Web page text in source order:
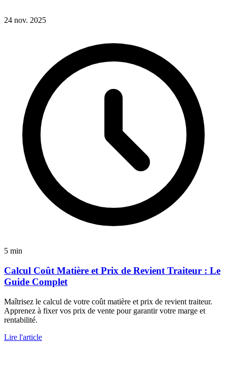
24 nov. 2025
5 min
Calcul Coût Matière et Prix de Revient Traiteur : Le
Guide Complet
Maîtrisez le calcul de votre coût matière et prix de revient traiteur.
Apprenez à fixer vos prix de vente pour garantir votre marge et
rentabilité.
Lire l'article